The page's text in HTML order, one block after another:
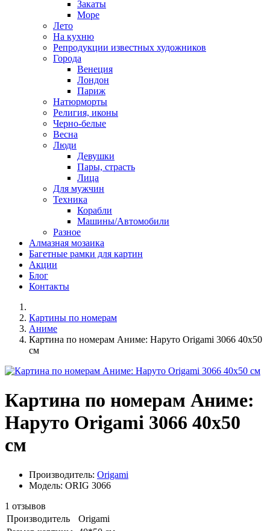
Закаты
Море
Лето
На кухню
Репродукции известных художников
Города
Венеция
Лондон
Париж
Натюрморты
Религия, иконы
Черно-белые
Весна
Люди
Девушки
Пары, страсть
Лица
Для мужчин
Техника
Корабли
Машины/Автомобили
Разное
Алмазная мозаика
Багетные рамки для картин
Акции
Блог
Контакты
Картины по номерам
Аниме
Картина по номерам Аниме: Наруто Origami 3066 40x50
см
Картина по номерам Аниме:
Наруто Origami 3066 40x50
см
Производитель: Origami
Модель: ORIG 3066
1 отзывов
Производитель
Origami